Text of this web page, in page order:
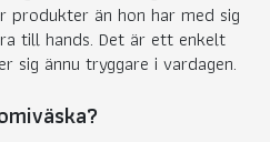
produkter än hon har med sig
till hands. Det är ett enkelt
sig ännu tryggare i vardagen.